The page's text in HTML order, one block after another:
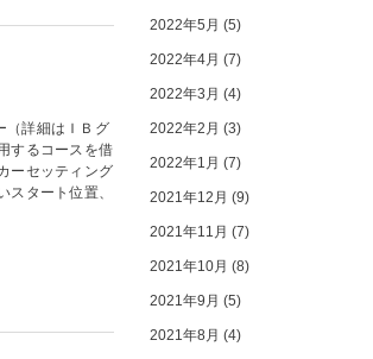
（詳細はＩＢグ
するコースを借
ーセッティング
スタート位置、
2022年5月 (5)
2022年4月 (7)
2022年3月 (4)
2022年2月 (3)
2022年1月 (7)
2021年12月 (9)
2021年11月 (7)
2021年10月 (8)
2021年9月 (5)
2021年8月 (4)